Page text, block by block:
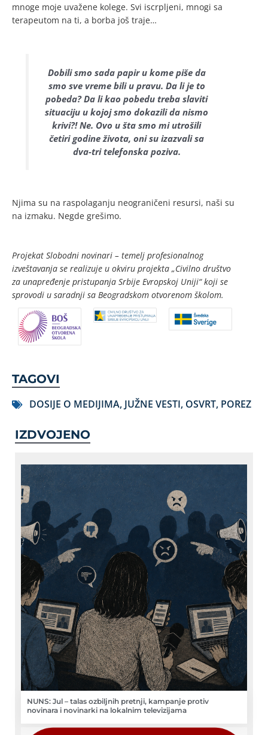
mnoge moje uvažene kolege. Svi iscrpljeni, mnogi sa
terapeutom na ti, a borba još traje…
Dobili smo sada papir u kome piše da
smo sve vreme bili u pravu. Da li je to
pobeda? Da li kao pobedu treba slaviti
situaciju u kojoj smo dokazili da nismo
krivi?! Ne. Ovo u šta smo mi utrošili
četiri godine života, oni su izazvali sa
dva-tri telefonska poziva.
Njima su na raspolaganju neograničeni resursi, naši su
na izmaku. Negde grešimo.
Projekat Slobodni novinari – temelj profesionalnog
izveštavanja se realizuje u okviru projekta „Civilno društvo
za unapređenje pristupanja Srbije Evropskoj Uniji“ koji se
sprovodi u saradnji sa Beogradskom otvorenom školom.
TAGOVI
DOSIJE O MEDIJIMA, JUŽNE VESTI, OSVRT, POREZ
IZDVOJENO
NUNS: Jul – talas ozbiljnih pretnji, kampanje protiv
novinara i novinarki na lokalnim televizijama